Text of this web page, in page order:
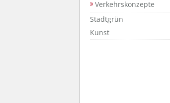
Verkehrskonzepte
Stadtgrün
Kunst